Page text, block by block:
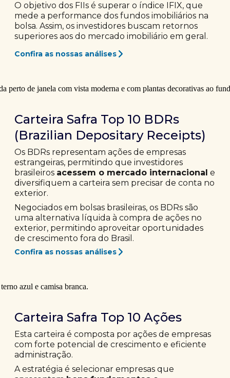
O objetivo dos FIIs é superar o índice IFIX, que
mede a performance dos fundos imobiliários na
bolsa. Assim, os investidores buscam retornos
superiores aos do mercado imobiliário em geral.
Confira as nossas análises
Carteira Safra Top 10 BDRs
(Brazilian Depositary Receipts)
Os BDRs representam ações de empresas
estrangeiras, permitindo que investidores
brasileiros acessem o mercado internacional e
diversifiquem a carteira sem precisar de conta no
exterior.
Negociados em bolsas brasileiras, os BDRs são
uma alternativa líquida à compra de ações no
exterior, permitindo aproveitar oportunidades
de crescimento fora do Brasil.
Confira as nossas análises
Carteira Safra Top 10 Ações
Esta carteira é composta por ações de empresas
com forte potencial de crescimento e eficiente
administração.
A estratégia é selecionar empresas que